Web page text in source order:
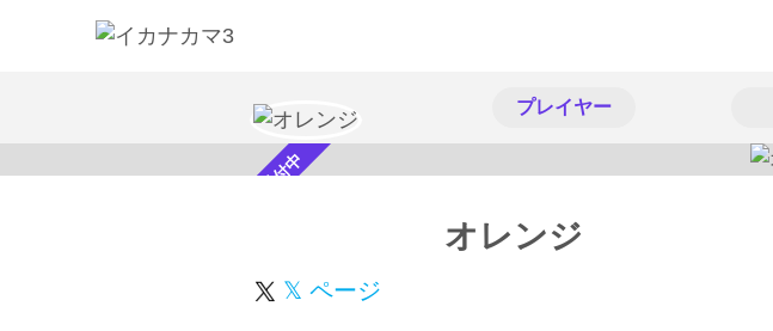
プレイヤー
スカウト受付中 オレンジ
𝕏 ページ